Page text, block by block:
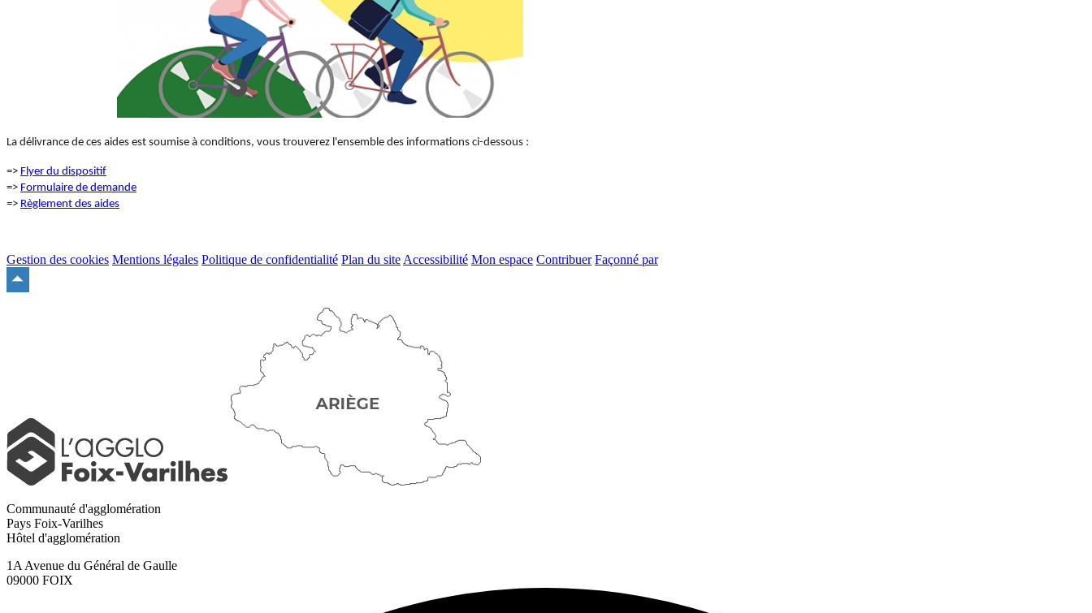
La délivrance de ces aides est soumise à conditions, vous trouverez l'ensemble des informations ci-dessous :
=> Flyer du dispositif
=> Formulaire de demande
=> Règlement des aides
Gestion des cookies Mentions légales Politique de confidentialité Plan du site Accessibilité Mon espace Contribuer Façonné par
Communauté d'agglomération
Pays Foix-Varilhes
Hôtel d'agglomération
1A Avenue du Général de Gaulle
09000 FOIX